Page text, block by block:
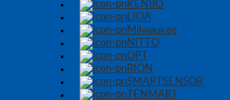
KENBO
LIOA
Milwaukee
NITTO
OPT
RION
SMARTSENSOR
TENMART